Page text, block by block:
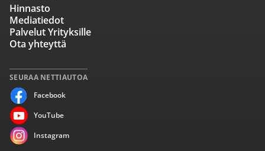
SEURAA NETTIAUTOA
Facebook
YouTube
Instagram
Hinnasto
Mediatiedot
Palvelut Yrityksille
Ota yhteyttä